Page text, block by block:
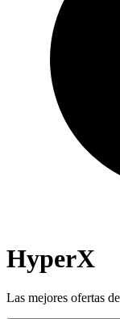
HyperX
Las mejores ofertas